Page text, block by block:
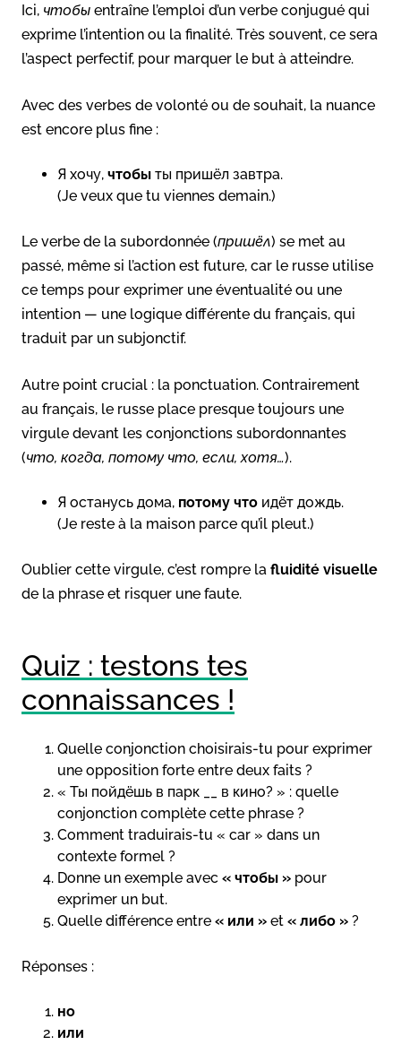
Ici, чтобы entraîne l’emploi d’un verbe conjugué qui
exprime l’intention ou la finalité. Très souvent, ce sera
l’aspect perfectif, pour marquer le but à atteindre.
Avec des verbes de volonté ou de souhait, la nuance
est encore plus fine :
Я хочу, чтобы ты пришёл завтра.
(Je veux que tu viennes demain.)
Le verbe de la subordonnée (пришёл) se met au
passé, même si l’action est future, car le russe utilise
ce temps pour exprimer une éventualité ou une
intention — une logique différente du français, qui
traduit par un subjonctif.
Autre point crucial : la ponctuation. Contrairement
au français, le russe place presque toujours une
virgule devant les conjonctions subordonnantes
(что, когда, потому что, если, хотя…).
Я останусь дома, потому что идёт дождь.
(Je reste à la maison parce qu’il pleut.)
Oublier cette virgule, c’est rompre la fluidité visuelle
de la phrase et risquer une faute.
Quiz : testons tes
connaissances !
Quelle conjonction choisirais-tu pour exprimer
une opposition forte entre deux faits ?
« Ты пойдёшь в парк __ в кино? » : quelle
conjonction complète cette phrase ?
Comment traduirais-tu « car » dans un
contexte formel ?
Donne un exemple avec « чтобы » pour
exprimer un but.
Quelle différence entre « или » et « либо » ?
Réponses :
но
или